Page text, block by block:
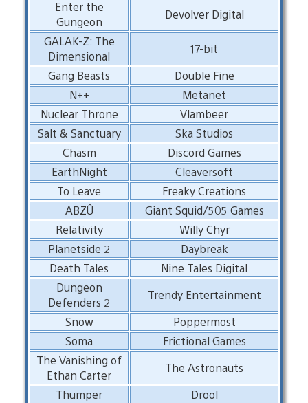
Enter the
Gungeon
Devolver Digital
GALAK-Z: The
Dimensional
17-bit
Gang Beasts
Double Fine
N++
Metanet
Nuclear Throne
Vlambeer
Salt & Sanctuary
Ska Studios
Chasm
Discord Games
EarthNight
Cleaversoft
To Leave
Freaky Creations
ABZÛ
Giant Squid/505 Games
Relativity
Willy Chyr
Planetside 2
Daybreak
Death Tales
Nine Tales Digital
Dungeon
Defenders 2
Trendy Entertainment
Snow
Poppermost
Soma
Frictional Games
The Vanishing of
Ethan Carter
The Astronauts
Thumper
Drool